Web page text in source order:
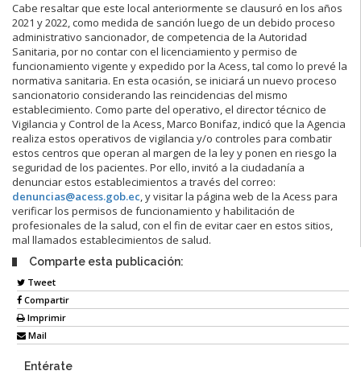
Cabe resaltar que este local anteriormente se clausuró en los años
2021 y 2022, como medida de sanción luego de un debido proceso
administrativo sancionador, de competencia de la Autoridad
Sanitaria, por no contar con el licenciamiento y permiso de
funcionamiento vigente y expedido por la Acess, tal como lo prevé la
normativa sanitaria. En esta ocasión, se iniciará un nuevo proceso
sancionatorio considerando las reincidencias del mismo
establecimiento. Como parte del operativo, el director técnico de
Vigilancia y Control de la Acess, Marco Bonifaz, indicó que la Agencia
realiza estos operativos de vigilancia y/o controles para combatir
estos centros que operan al margen de la ley y ponen en riesgo la
seguridad de los pacientes. Por ello, invitó a la ciudadanía a
denunciar estos establecimientos a través del correo:
denuncias@acess.gob.ec, y visitar la página web de la Acess para
verificar los permisos de funcionamiento y habilitación de
profesionales de la salud, con el fin de evitar caer en estos sitios,
mal llamados establecimientos de salud.
Comparte esta publicación:
Tweet
Compartir
Imprimir
Mail
Entérate